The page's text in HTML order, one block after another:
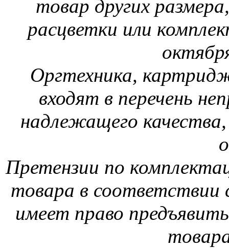
товар других
расцветки или
Оргтехника,
входят в перечень
надлежащего
Претензии по
товара в соответствии
имеет право